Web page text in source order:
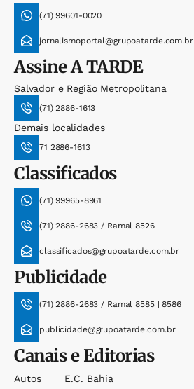
(71) 99601-0020
jornalismoportal@grupoatarde.com.br
AssineA TARDE
Salvador e Região Metropolitana
(71) 2886-1613
Demais localidades
71 2886-1613
Classificados
(71) 99965-8961
(71) 2886-2683 / Ramal 8526
classificados@grupoatarde.com.br
Publicidade
(71) 2886-2683 / Ramal 8585 | 8586
publicidade@grupoatarde.com.br
Canais e Editorias
Autos
E.c. Bahia